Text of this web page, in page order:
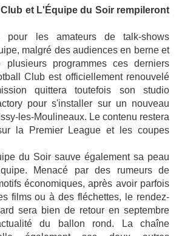
et L'Équipe du Soir rempileront
pour les amateurs de talk-shows
malgré des audiences en berne et
plusieurs programmes ces derniers
Club est officiellement renouvelé
quittera toutefois son studio
pour s'installer sur un nouveau
les-Moulineaux. Le contenu restera
la Premier League et les coupes
du Soir sauve également sa peau
Menacé par des rumeurs de
économiques, après avoir parfois
films ou à des fléchettes, le rendez-
sera bien de retour en septembre
du ballon rond. La chaîne